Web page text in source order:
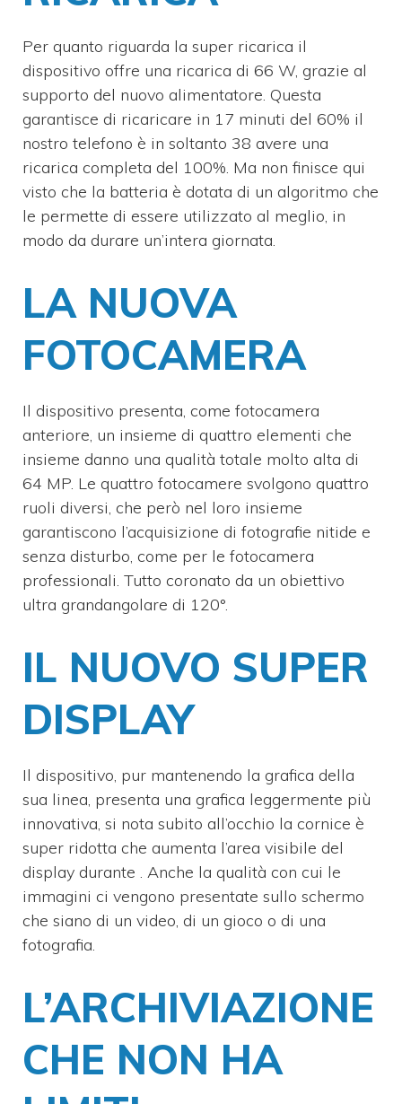
Per quanto riguarda la super ricarica il
dispositivo offre una ricarica di 66 W, grazie al
supporto del nuovo alimentatore. Questa
garantisce di ricaricare in 17 minuti del 60% il
nostro telefono è in soltanto 38 avere una
ricarica completa del 100%. Ma non finisce qui
visto che la batteria è dotata di un algoritmo che
le permette di essere utilizzato al meglio, in
modo da durare un’intera giornata.
LA NUOVA
FOTOCAMERA
Il dispositivo presenta, come fotocamera
anteriore, un insieme di quattro elementi che
insieme danno una qualità totale molto alta di
64 MP. Le quattro fotocamere svolgono quattro
ruoli diversi, che però nel loro insieme
garantiscono l’acquisizione di fotografie nitide e
senza disturbo, come per le fotocamera
professionali. Tutto coronato da un obiettivo
ultra grandangolare di 120°.
IL NUOVO SUPER
DISPLAY
Il dispositivo, pur mantenendo la grafica della
sua linea, presenta una grafica leggermente più
innovativa, si nota subito all’occhio la cornice è
super ridotta che aumenta l’area visibile del
display durante . Anche la qualità con cui le
immagini ci vengono presentate sullo schermo
che siano di un video, di un gioco o di una
fotografia.
L’ARCHIVIAZIONE
CHE NON HA